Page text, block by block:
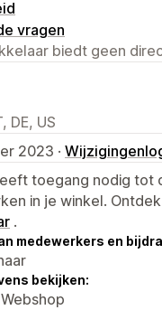
vragen
biedt geen
DE, US
2023 ·
toegang nodig
in je winkel.
.
medewerkers en
bekijken: